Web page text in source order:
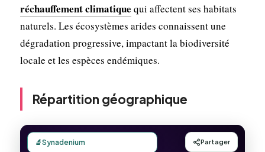
réchauffement climatique qui affectent ses habitats
naturels. Les écosystèmes arides connaissent une
dégradation progressive, impactant la biodiversité
locale et les espèces endémiques.
Répartition géographique